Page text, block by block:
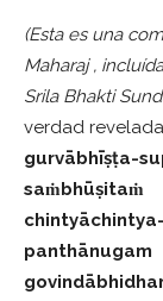
(Esta es una
Maharaj ,
Srila Bhakti
verdad
gurvābhīṣṭa-
saṁbhūṣitaṁ
panthānugam